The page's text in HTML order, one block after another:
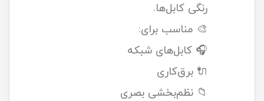
رنگی کابل‌ها.
🎨 مناسب برای:
🎧 کابل‌های شبکه
🔌 برق‌کاری
📁 نظم‌بخشی بصری